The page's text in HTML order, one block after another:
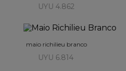
UYU 4.862
maio richilieu branco
UYU 6.814